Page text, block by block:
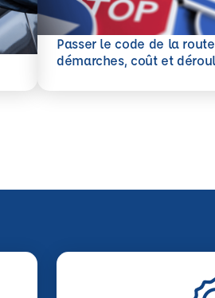
Passer le code de la
démarches, coût et
En savoir plus